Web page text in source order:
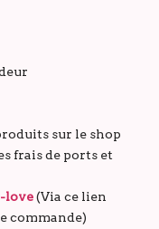
sur le shop
frais de ports et
-love(Via ce lien
commande)